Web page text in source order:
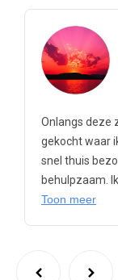
Onlangs deze
gekocht waar
snel thuis
behulpzaam.
Toon meer